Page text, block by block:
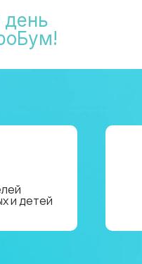
день
и детей